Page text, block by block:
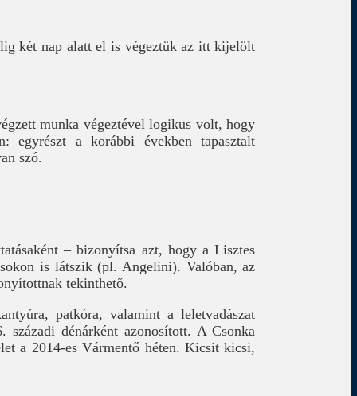
két nap alatt el is végeztük az itt kijelölt
munka végeztével logikus volt, hogy
a korábbi években tapasztalt
szó.
– bizonyítsa azt, hogy a Lisztes
is látszik (pl. Angelini). Valóban, az
tekinthető.
patkóra, valamint a leletvadászat
dénárként azonosított. A Csonka
a 2014-es Vármentő héten. Kicsit kicsi,